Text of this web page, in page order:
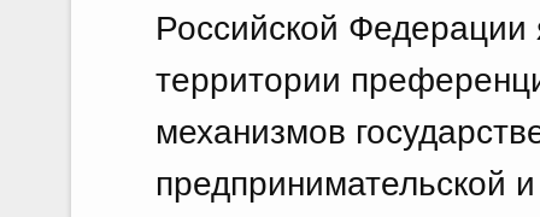
Российской
территории
механизмов
предпринимательской